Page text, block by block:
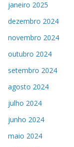
janeiro 2025
dezembro 2024
novembro 2024
outubro 2024
setembro 2024
agosto 2024
julho 2024
junho 2024
maio 2024